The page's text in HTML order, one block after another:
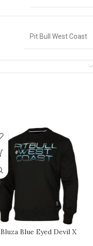
Pit Bull West Coast
Bluza Blue Eyed Devil X